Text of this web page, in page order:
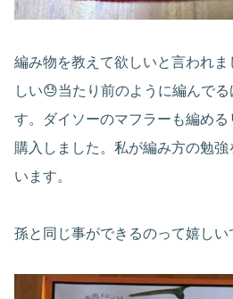
編み物を教えて欲しいと言われ
しい😓当たり前のように編んで
す。ダイソーのマフラーも編め
購入しました。私が編み方の勉
います。
孫と同じ事ができるのって嬉し